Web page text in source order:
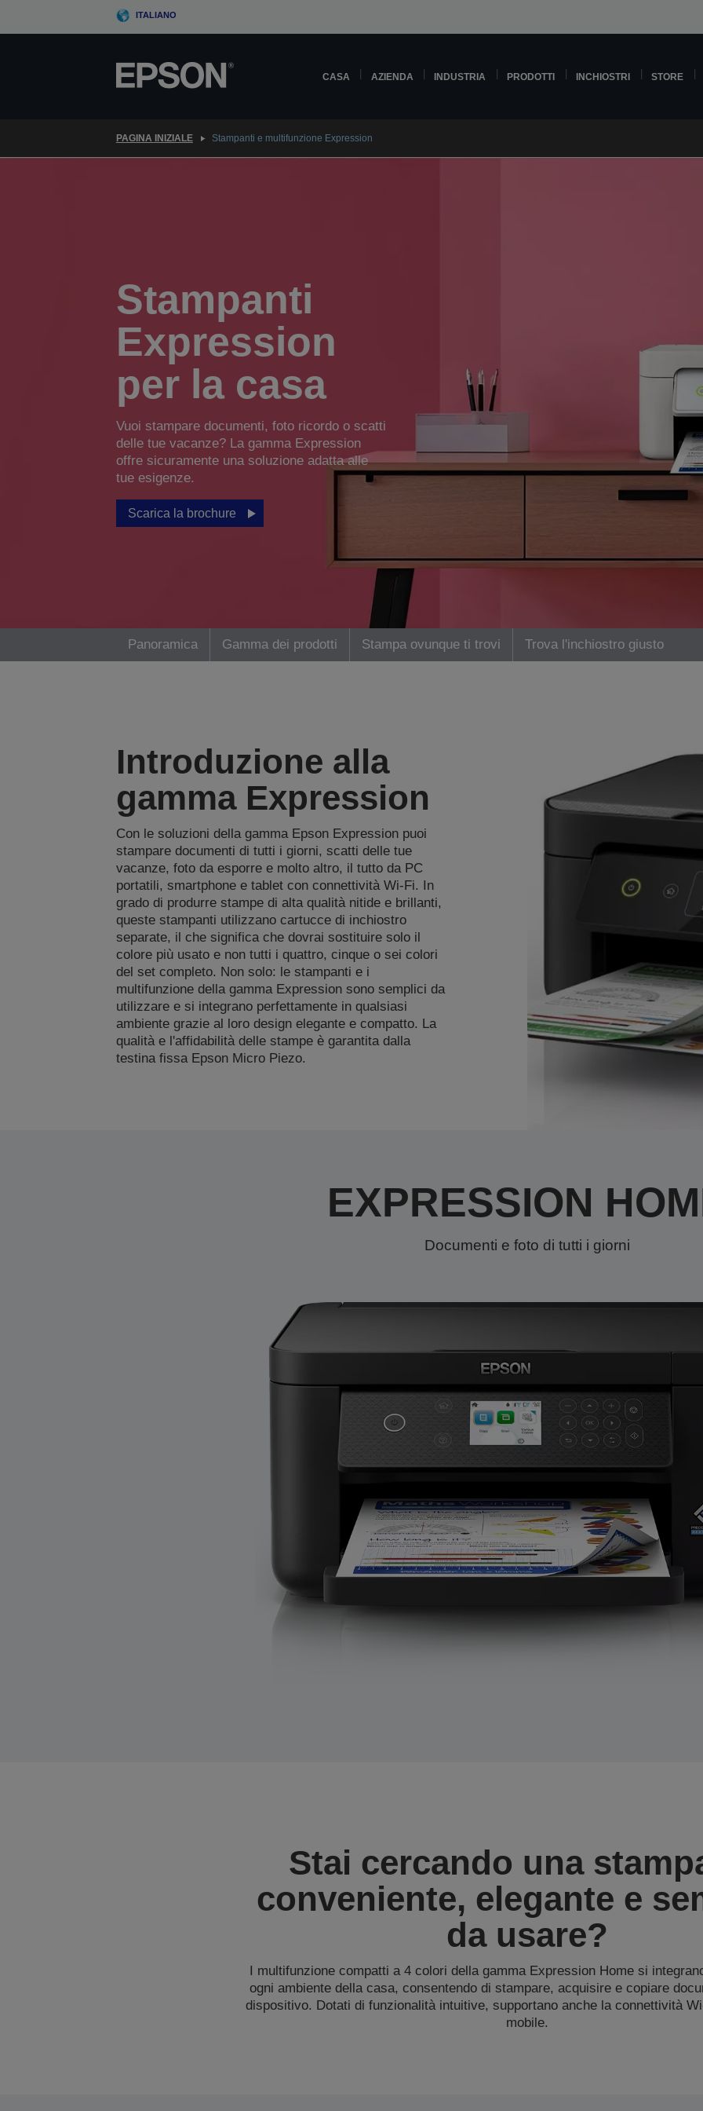
ITALIANO
CASA AZIENDA INDUSTRIA PRODOTTI INCHIOSTRI STORE
PAGINA INIZIALE Stampanti e multifunzione Expression
Stampanti
Expression
per la casa
Vuoi stampare documenti, foto ricordo o scatti
delle tue vacanze? La gamma Expression
offre sicuramente una soluzione adatta alle
tue esigenze.
Scarica la brochure
Panoramica Gamma dei prodotti Stampa ovunque ti trovi Trova l'inchiostro giusto
Introduzione alla
gamma Expression
Con le soluzioni della gamma Epson Expression puoi
stampare documenti di tutti i giorni, scatti delle tue
vacanze, foto da esporre e molto altro, il tutto da PC
portatili, smartphone e tablet con connettività Wi-Fi. In
grado di produrre stampe di alta qualità nitide e brillanti,
queste stampanti utilizzano cartucce di inchiostro
separate, il che significa che dovrai sostituire solo il
colore più usato e non tutti i quattro, cinque o sei colori
del set completo. Non solo: le stampanti e i
multifunzione della gamma Expression sono semplici da
utilizzare e si integrano perfettamente in qualsiasi
ambiente grazie al loro design elegante e compatto. La
qualità e l'affidabilità delle stampe è garantita dalla
testina fissa Epson Micro Piezo.
EXPRESSION
Documenti e foto di tutti i giorni
Stai cercando una
conveniente, elegante e
da usare?
I multifunzione compatti a 4 colori della gamma Expression Home si
ogni ambiente della casa, consentendo di stampare, acquisire e copiare
dispositivo. Dotati di funzionalità intuitive, supportano anche la connettività
mobile.